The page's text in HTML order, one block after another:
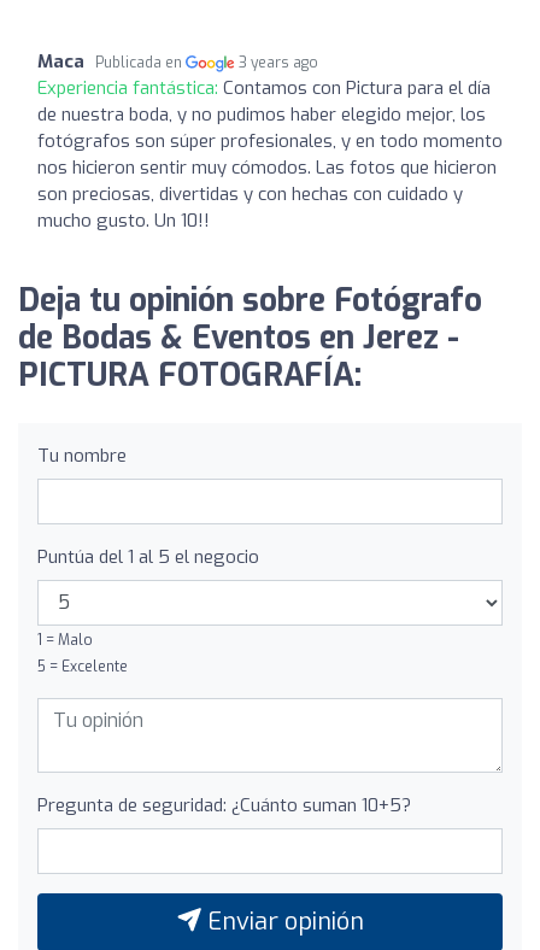
Maca Publicada en 3 years ago
Experiencia fantástica: Contamos con Pictura para el día
de nuestra boda, y no pudimos haber elegido mejor, los
fotógrafos son súper profesionales, y en todo momento
nos hicieron sentir muy cómodos. Las fotos que hicieron
son preciosas, divertidas y con hechas con cuidado y
mucho gusto. Un 10!!
Deja tu opinión sobre Fotógrafo
de Bodas & Eventos en Jerez -
PICTURA FOTOGRAFÍA:
Tu nombre
Puntúa del 1 al 5 el negocio
1 = Malo
5 = Excelente
Pregunta de seguridad: ¿Cuánto suman 10+5?
Enviar opinión